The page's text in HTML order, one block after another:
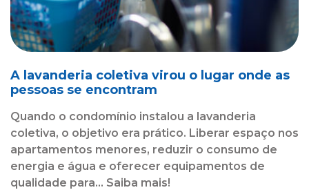
A lavanderia coletiva virou o lugar onde as
pessoas se encontram
Quando o condomínio instalou a lavanderia
coletiva, o objetivo era prático. Liberar espaço nos
apartamentos menores, reduzir o consumo de
energia e água e oferecer equipamentos de
qualidade para... Saiba mais!